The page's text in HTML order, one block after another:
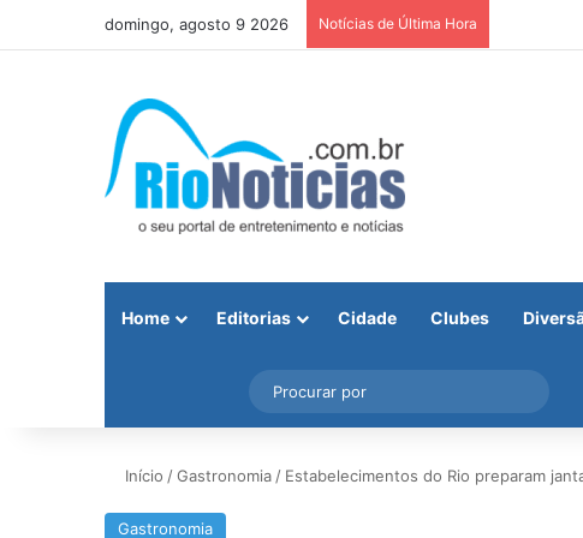
domingo, agosto 9 2026 Notícias de Última Hora
Home Editorias Cidade Clubes
Instagram
Barra Lateral
por
Início /Gastronomia / Estabelecimentos do Rio preparam
Gastronomia